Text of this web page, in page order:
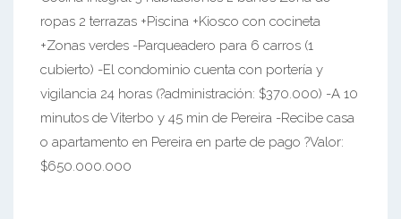
ropas 2 terrazas +Piscina +Kiosco con cocineta
+Zonas verdes -Parqueadero para 6 carros (1
cubierto) -El condominio cuenta con portería y
vigilancia 24 horas (?administración: $370.000) -A 10
minutos de Viterbo y 45 min de Pereira -Recibe casa
o apartamento en Pereira en parte de pago ?Valor:
$650.000.000